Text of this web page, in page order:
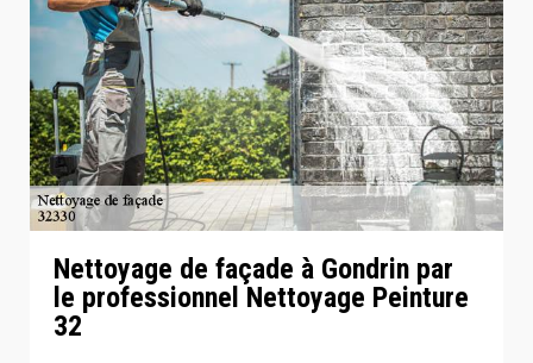
Nettoyage de façade à Gondrin par
le professionnel Nettoyage Peinture
32